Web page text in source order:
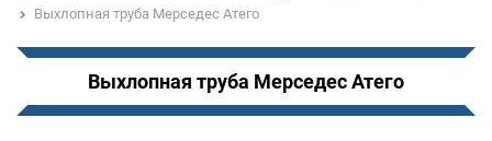
Выхлопная труба Мерседес Атего
Выхлопная труба Мерседес Атего